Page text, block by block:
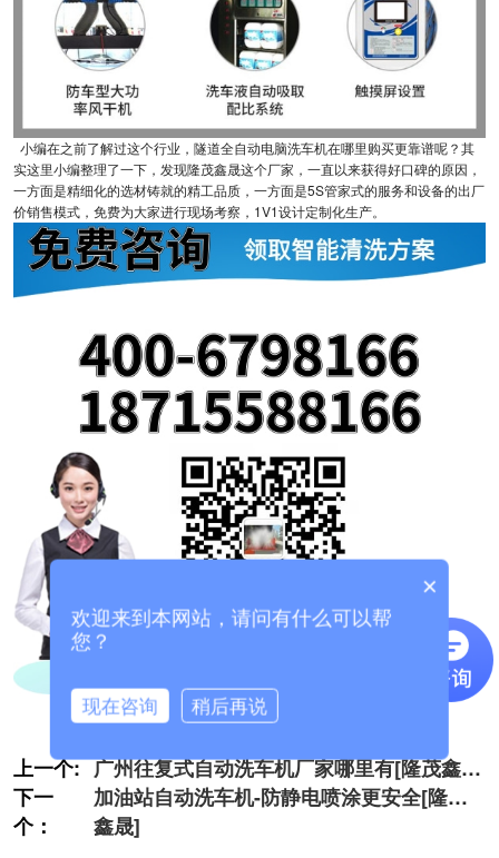
小编在之前了解过这个行业，隧道全自动电脑洗车机在哪里购买更靠谱呢？其
实这里小编整理了一下，发现隆茂鑫晟这个厂家，一直以来获得好口碑的原因，
一方面是精细化的选材铸就的精工品质，一方面是5S管家式的服务和设备的出厂
价销售模式，免费为大家进行现场考察，1V1设计定制化生产。
上一个: 广州往复式自动洗车机厂家哪里有[隆茂鑫
晟]
下一
个：
加油站自动洗车机-防静电喷涂更安全[隆茂
鑫晟]
×
欢迎来到本网站，请问有什么可以帮
您？
现在咨询 稍后再说